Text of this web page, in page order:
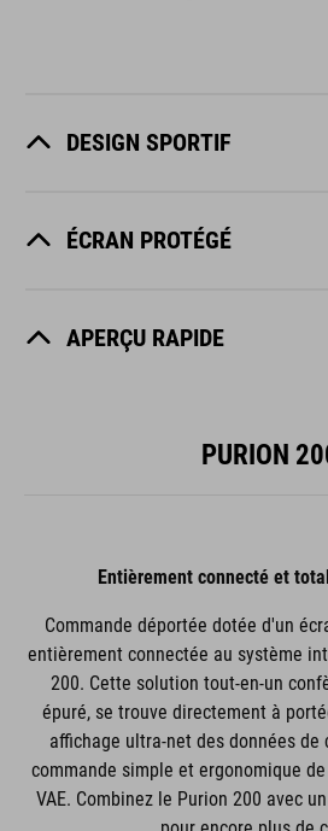
DESIGN SPORTIF
ÉCRAN PROTÉGÉ
APERÇU RAPIDE
PURION
Entièrement connecté et
Commande déportée dotée d'un
entièrement connectée au système
200. Cette solution tout-en-un
épuré, se trouve directement à
affichage ultra-net des données
commande simple et ergonomique
VAE. Combinez le Purion 200 avec